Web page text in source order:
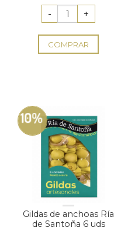
era:
3,42 €.
COMPRAR
10%
Gildas de anchoas Ría
de Santoña 6 uds